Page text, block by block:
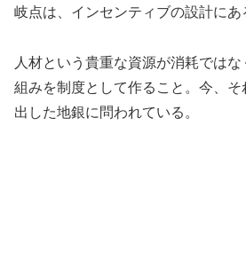
岐点は、インセンティブの設計にあ
人材という貴重な資源が消耗では
組みを制度として作ること。今、
出した地銀に問われている。